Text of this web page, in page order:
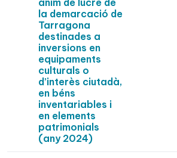
ànim de lucre de
la demarcació de
Tarragona
destinades a
inversions en
equipaments
culturals o
d’interès ciutadà,
en béns
inventariables i
en elements
patrimonials
(any 2024)